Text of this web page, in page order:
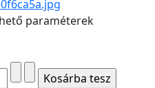
paraméterek